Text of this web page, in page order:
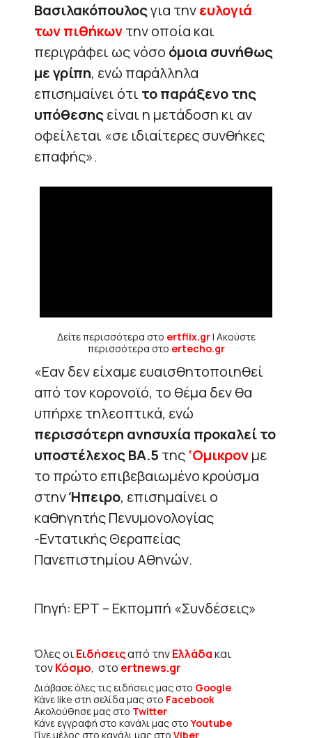
Βασιλακόπουλοςγια τηνευλογιά
των πιθήκωντην οποία και
περιγράφει ως νόσο όμοια συνήθως
με γρίπη, ενώ παράλληλα
επισημαίνει ότι το παράξενο της
υπόθεσηςείναι η μετάδοση κι αν
οφείλεται «σε ιδιαίτερες συνθήκες
επαφής».
Δείτε περισσότερα στο ertflix.gr| Ακούστε
περισσότερα στο ertecho.gr
«Εαν δεν είχαμε ευαισθητοποιηθεί
από τον κορονοϊό, το θέμα δεν θα
υπήρχε τηλεοπτικά, ενώ
περισσότερη ανησυχία προκαλεί το
υποστέλεχος ΒΑ.5 της ‘Ομικρονμε
το πρώτο επιβεβαιωμένο κρούσμα
στηνΉπειρο, επισημαίνει ο
καθηγητής Πενυμονολογίας
-Εντατικής Θεραπείας
Πανεπιστημίου Αθηνών.
Πηγή: ΕΡΤ – Εκπομπή «Συνδέσεις»
Όλες οιΕιδήσειςαπό τηνΕλλάδακαι
τονΚόσμο, στο ertnews.gr
Διάβασε όλες τις ειδήσεις μας στο Google
Κάνε like στη σελίδα μας στο Facebook
Ακολούθησε μας στο Twitter
Κάνε εγγραφή στο κανάλι μας στοYoutube
Γίνε μέλος στο κανάλι μας στο Viber